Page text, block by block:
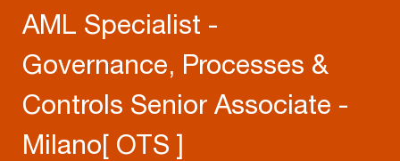
AML Specialist -
Governance, Processes &
Controls Senior Associate -
Milano[ OTS ]